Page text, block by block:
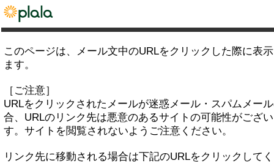
このページは、メール文中のURLをクリックした際に表
ます。
［ご注意］
URLをクリックされたメールが迷惑メール・スパムメー
合、URLのリンク先は悪意のあるサイトの可能性がござ
す。サイトを閲覧されないようご注意ください。
リンク先に移動される場合は下記のURLをクリックして